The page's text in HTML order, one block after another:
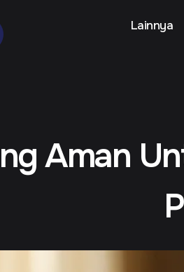
Lainnya
Aman